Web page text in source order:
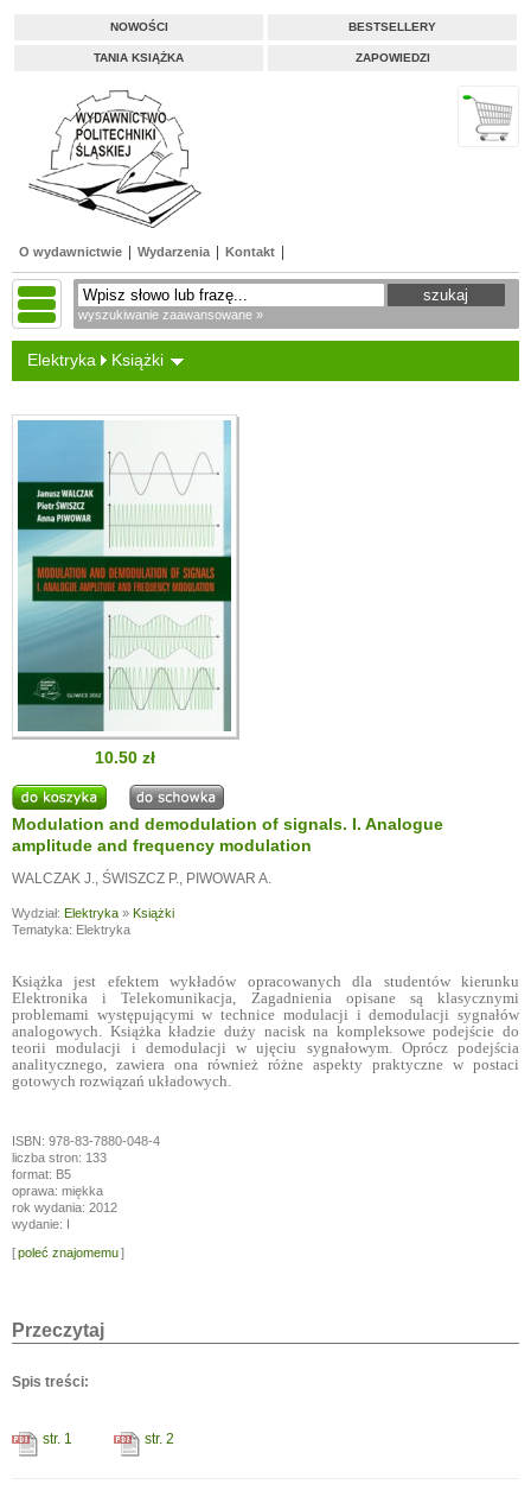
NOWOŚCI BESTSELLERY
TANIA KSIĄŻKA ZAPOWIEDZI
O wydawnictwie Wydarzenia Kontakt
wyszukiwanie zaawansowane »
Elektryka Książki
10.50 zł
Modulation and demodulation of signals. I. Analogue
amplitude and frequency modulation
WALCZAK J., ŚWISZCZ P., PIWOWAR A.
Wydział: Elektryka » Książki
Tematyka: Elektryka
Książka jest efektem wykładów opracowanych dla studentów kierunku
Elektronika i Telekomunikacja, Zagadnienia opisane są klasycznymi
problemami występującymi w technice modulacji i demodulacji sygnałów
analogowych. Książka kładzie duży nacisk na kompleksowe podejście do
teorii modulacji i demodulacji w ujęciu sygnałowym. Oprócz podejścia
analitycznego, zawiera ona również różne aspekty praktyczne w postaci
gotowych rozwiązań układowych.
ISBN: 978-83-7880-048-4
liczba stron: 133
format: B5
oprawa: miękka
rok wydania: 2012
wydanie: I
[poleć znajomemu]
Przeczytaj
Spis treści:
str. 1 str. 2